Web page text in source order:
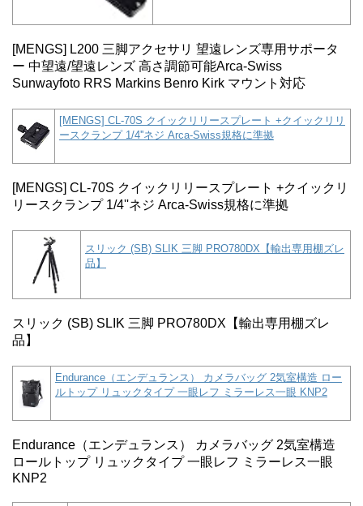
[MENGS] L200 三脚アクセサリ 望遠レンズ専用サポータ
ー 中望遠/望遠レンズ 高さ調節可能Arca-Swiss
Sunwayfoto RRS Markins Benro Kirk マウント対応
[MENGS] CL-70S クイックリリースプレート +クイックリリ
ースクランプ 1/4''ネジ Arca-Swiss規格に準拠
[MENGS] CL-70S クイックリリースプレート +クイックリ
リースクランプ 1/4''ネジ Arca-Swiss規格に準拠
スリック (SB) SLIK 三脚 PRO780DX【輸出専用棚ズレ
品】
スリック (SB) SLIK 三脚 PRO780DX【輸出専用棚ズレ
品】
Endurance（エンデュランス） カメラバッグ 2気室構造 ロー
ルトップ リュックタイプ 一眼レフ ミラーレス一眼 KNP2
Endurance（エンデュランス） カメラバッグ 2気室構造
ロールトップ リュックタイプ 一眼レフ ミラーレス一眼
KNP2